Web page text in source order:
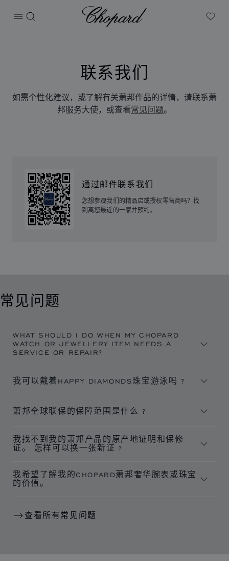
打开菜单
搜索
Chopard
My
联系我们
如需个性化建议，或了解有关萧邦作品的详情，请联系萧
邦服务大使，或查看常见问题。
通过邮件联系我们
您想参观我们的精品店或授权零售商吗？找
到离您最近的一家并预约。
常见问题
WHAT SHOULD I DO WHEN MY CHOPARD
WATCH OR JEWELLERY ITEM NEEDS A
SERVICE OR REPAIR?
我可以戴着HAPPY DIAMONDS珠宝游泳吗 ?
萧邦全球联保的保障范围是什么 ?
我找不到我的萧邦产品的原产地证明和保修
证。 怎样可以换一张新证 ?
我希望了解我的CHOPARD萧邦奢华腕表或珠宝
的价值。
查看所有常见问题